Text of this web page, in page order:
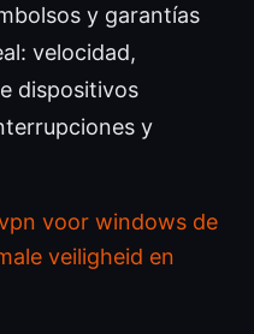
y garantías
velocidad,
dispositivos
y
voor windows de
veiligheid en